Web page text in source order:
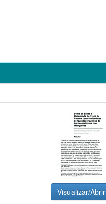
Visualizar/Abrir